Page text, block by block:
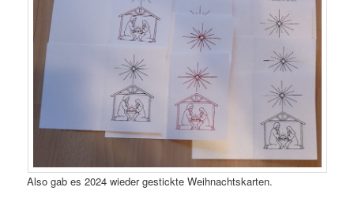
Also gab es 2024 wieder gestickte Weihnachtskarten.